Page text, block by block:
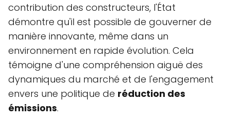
contribution des constructeurs, l'État
démontre qu'il est possible de gouverner de
manière innovante, même dans un
environnement en rapide évolution. Cela
témoigne d'une compréhension aiguë des
dynamiques du marché et de l'engagement
envers une politique de réduction des
émissions.